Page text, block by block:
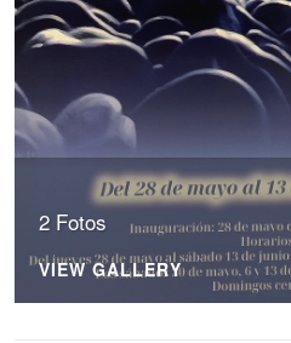
2 Fotos
VIEW GALLERY